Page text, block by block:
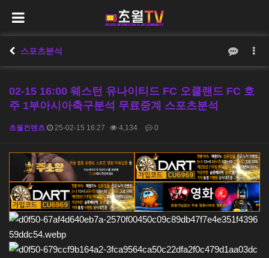
스포츠분석
02-15 16:00 웨스턴 유나이티드 FC 오클랜드 FC 호
주 1부아시아축구분석 무료중계 스포츠분석
초월컨텐츠 25-02-15 16:27 4,134 0